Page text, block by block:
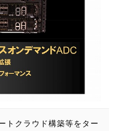
トクラウド構築等をター